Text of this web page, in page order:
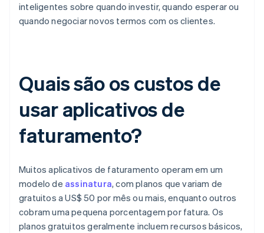
inteligentes sobre quando investir, quando esperar ou
quando negociar novos termos com os clientes.
Quais são os custos de
usar aplicativos de
faturamento?
Muitos aplicativos de faturamento operam em um
modelo de assinatura, com planos que variam de
gratuitos a US$ 50 por mês ou mais, enquanto outros
cobram uma pequena porcentagem por fatura. Os
planos gratuitos geralmente incluem recursos básicos,